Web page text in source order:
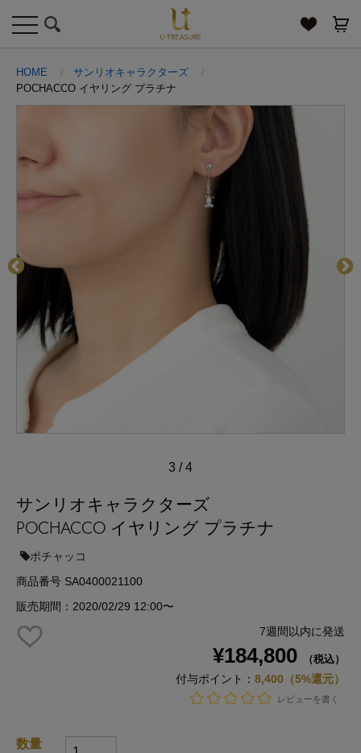
toggle
navigation
HOME
サンリオキャラクターズ
POCHACCO イヤリング プラチナ
3 /4
サンリオキャラクターズ
POCHACCO イヤリング プラチナ
ポチャッコ
商品番号 SA0400021100
販売期間：2020/02/29 12:00〜
7週間以内に発送
¥184,800 （税込）
付与ポイント： 8,400（5%還元）
レビューを書く
数量